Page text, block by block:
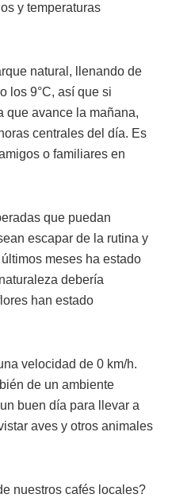
y temperaturas
natural, llenando de
los 9°C, así que si
que avance la mañana,
centrales del día. Es
o familiares en
que puedan
escapar de la rutina y
meses ha estado
debería
han estado
velocidad de 0 km/h.
de un ambiente
buen día para llevar a
aves y otros animales
nuestros cafés locales?